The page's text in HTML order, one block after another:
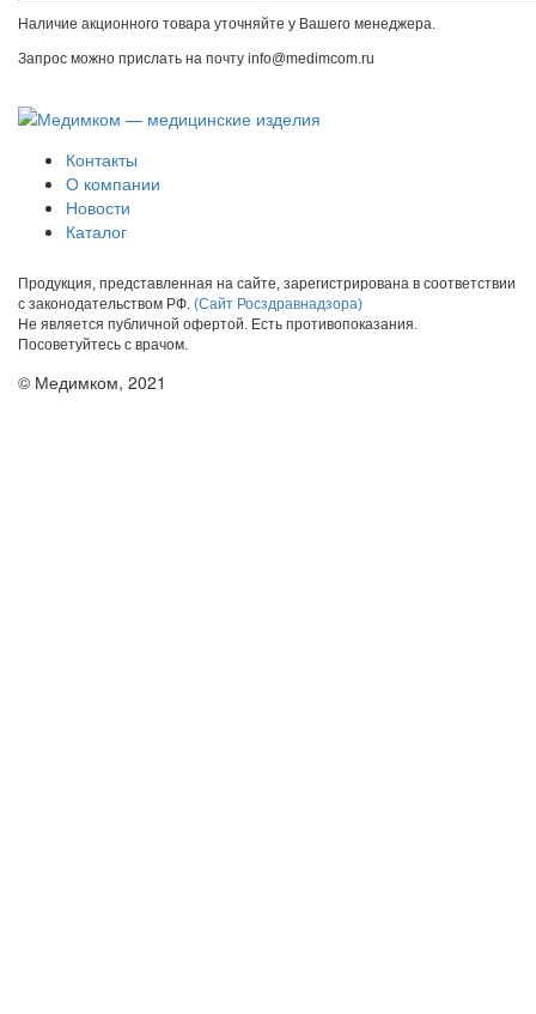
Наличие акционного товара уточняйте у Вашего менеджера.
Запрос можно прислать на почту info@medimcom.ru
Контакты
О компании
Новости
Каталог
Продукция, представленная на сайте, зарегистрирована в соответствии
с законодательством РФ. (Сайт Росздравнадзора)
Не является публичной офертой. Есть противопоказания.
Посоветуйтесь с врачом.
© Медимком, 2021